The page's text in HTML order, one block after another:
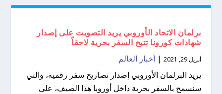
برلمان الاتحاد الأوروبي يريد التصويت على إصدار
شهادات كورونا تتيح السفر بحرية لاحقاً
أبريل 29, 2021 |أخبار العالم
يريد البرلمان الأوروبي إصدار تصاريح سفر رقمية، والتي
سنسمح بالسفر بحرية داخل أوروبا هذا الصيف، على